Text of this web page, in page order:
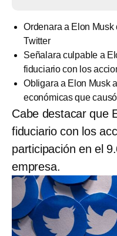
Ordenara a Elon Musk
Twitter
Señalara culpable a
fiduciario con los
Obligara a Elon Musk
económicas que causó
Cabe destacar que
fiduciario con los
participación en el
empresa.